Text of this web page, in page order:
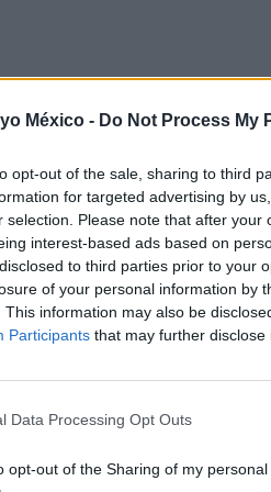
México - Do Not Process My
opt-out of the sale, sharing to third
for targeted advertising by
selection. Please note that after
interest-based ads based on
to third parties prior to your
of your personal information by
This information may also be
Participants that may further disclose
Data Processing Opt Outs
opt-out of the Sharing of my personal
bebé?
su ventana de sueño?
que mi bebé crece?
de sueño?
sólida en la literatura
una herramienta muy útil en
padres a identificar y
sueño y, por ende, su
bebé
sueño según la edad. Está
nuevo.
y pueden ajustarse